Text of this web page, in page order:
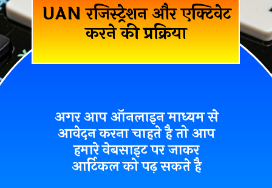
UAN रजिस्ट्रेशन और एक्टिवेट
करने की प्रक्रिया
अगर आप ऑनलाइन माध्यम से
आवेदन करना चाहते है तो आप
हमारे वेबसाइट पर जाकर
आर्टिकल को पढ़ सकते है